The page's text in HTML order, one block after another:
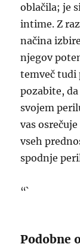
oblačila; je
intime. Z
načina
njegov
temveč tudi
pozabite,
svojem
vas
vseh
spodnje
“`
Podobne